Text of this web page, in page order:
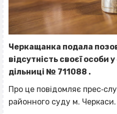
Черкащанка подала
відсутність своєї особи
дільниці № 711088 .
Про це повідомляє
районного суду м. Черкаси.